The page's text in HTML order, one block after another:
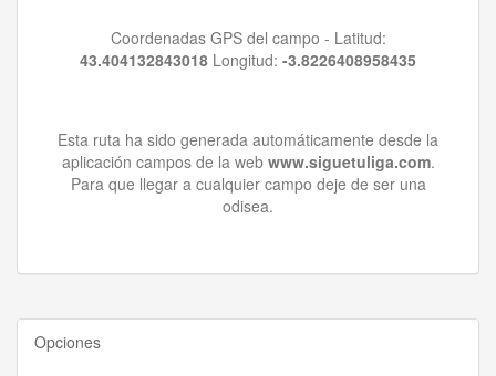
Coordenadas GPS del campo - Latitud:
43.404132843018 Longitud: -3.8226408958435
Esta ruta ha sido generada automáticamente desde la
aplicación campos de la web www.siguetuliga.com.
Para que llegar a cualquier campo deje de ser una
odisea.
Opciones